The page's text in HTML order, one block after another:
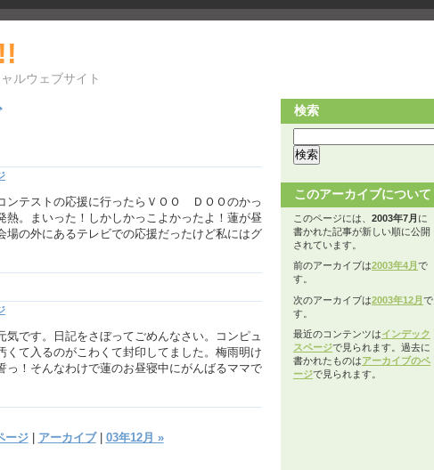
ルウェブサイト
ンテストの応援に行ったらＶＯＯ ＤＯＯのかっ
熱。まいった！しかしかっこよかったよ！蓮が昼
場の外にあるテレビでの応援だったけど私にはグ
気です。日記をさぼってごめんなさい。コンピュ
くて入るのがこわくて封印してました。梅雨明け
っ！そんなわけで蓮のお昼寝中にがんばるママで
ージ| アーカイブ| 03年12月 »
検索
このアーカイブについて
このページには、 2003年7月 に
書かれた記事が新しい順に公開
されています。
前のアーカイブは2003年4月 で
す。
次のアーカイブは2003年12月 で
す。
最近のコンテンツはインデック
スページで見られます。過去に
書かれたものはアーカイブのペ
ージで見られます。